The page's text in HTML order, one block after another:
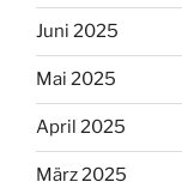
Juni 2025
Mai 2025
April 2025
März 2025